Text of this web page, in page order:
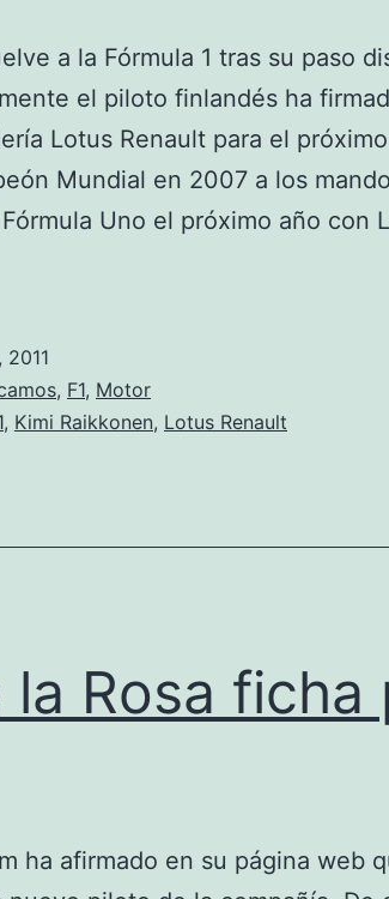
a la Fórmula 1 tras su paso
el piloto finlandés ha
Lotus Renault para el
Mundial en 2007 a los
Uno el próximo año con
, F1, Motor
, Kimi Raikkonen, Lotus Renault
la Rosa ficha
ha afirmado en su página web